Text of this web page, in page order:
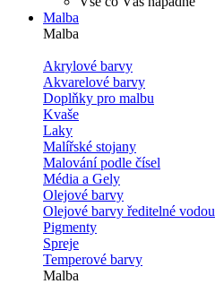
Malba
Malba
Akrylové barvy
Akvarelové barvy
Doplňky pro malbu
Kvaše
Laky
Malířské stojany
Malování podle čísel
Média a Gely
Olejové barvy
Olejové barvy ředitelné vodou
Pigmenty
Spreje
Temperové barvy
Malba